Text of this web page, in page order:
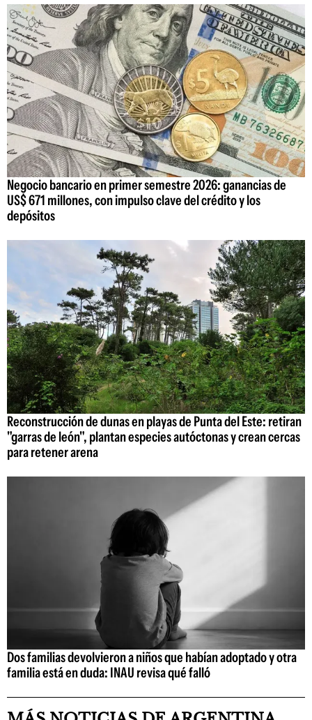
Negocio bancario en primer semestre 2026: ganancias de
US$ 671 millones, con impulso clave del crédito y los
depósitos
Reconstrucción de dunas en playas de Punta del Este: retiran
"garras de león", plantan especies autóctonas y crean cercas
para retener arena
Dos familias devolvieron a niños que habían adoptado y otra
familia está en duda: INAU revisa qué falló